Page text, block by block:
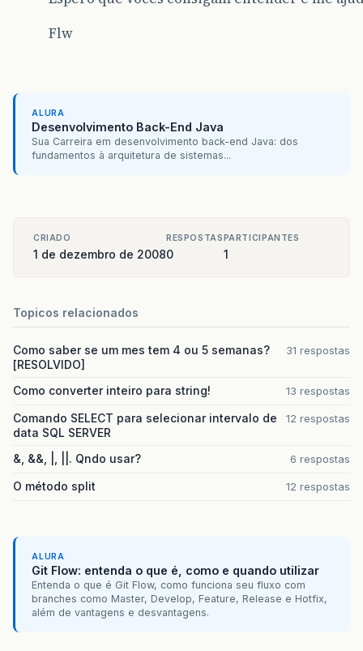
Flw
ALURA
Desenvolvimento Back-End Java
Sua Carreira em desenvolvimento back-end Java: dos
fundamentos à arquitetura de sistemas...
CRIADO
1 de dezembro de 2008
RESPOSTAS
0
PARTICIPANTES
1
Topicos relacionados
Como saber se um mes tem 4 ou 5 semanas?
[RESOLVIDO]
31 respostas
Como converter inteiro para string! 13 respostas
Comando SELECT para selecionar intervalo de
data SQL SERVER
12 respostas
&, &&, |, ||. Qndo usar? 6 respostas
O método split 12 respostas
ALURA
Git Flow: entenda o que é, como e quando utilizar
Entenda o que é Git Flow, como funciona seu fluxo com
branches como Master, Develop, Feature, Release e Hotfix,
além de vantagens e desvantagens.